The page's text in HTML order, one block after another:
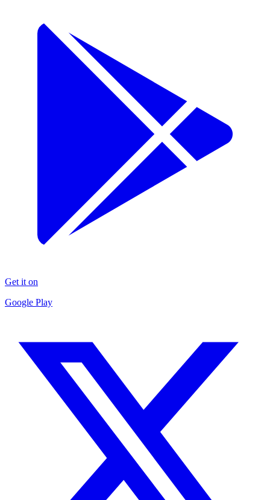
Get it on
Google Play